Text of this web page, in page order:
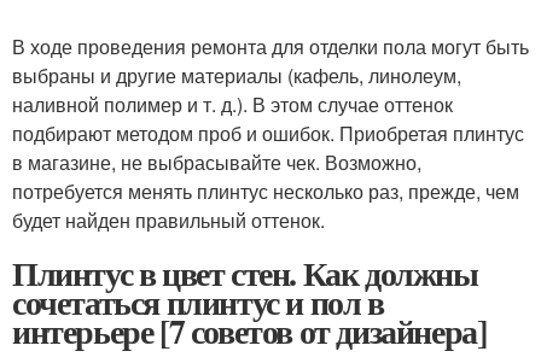
В ходе проведения ремонта для отделки пола могут быть
выбраны и другие материалы (кафель, линолеум,
наливной полимер и т. д.). В этом случае оттенок
подбирают методом проб и ошибок. Приобретая плинтус
в магазине, не выбрасывайте чек. Возможно,
потребуется менять плинтус несколько раз, прежде, чем
будет найден правильный оттенок.
Плинтус в цвет стен. Как должны
сочетаться плинтус и пол в
интерьере [7 советов от дизайнера]